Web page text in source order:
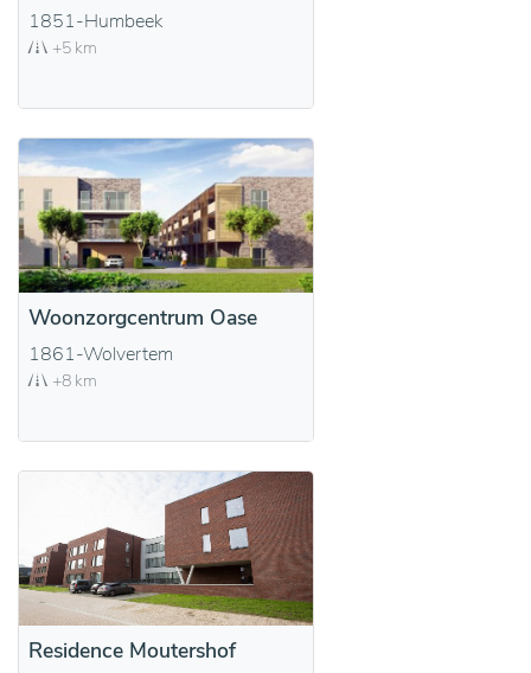
1851-Humbeek
+5 km
Woonzorgcentrum Oase
1861-Wolvertem
+8 km
Residence Moutershof